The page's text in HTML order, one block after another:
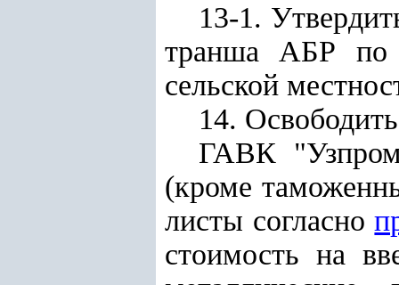
13-1.
транша АБР
сельской
14.
ГАВК
(кроме
листы согласно
стоимость на